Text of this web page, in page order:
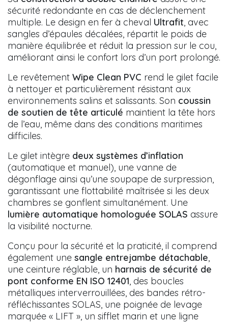
sécurité redondante en cas de déclenchement
multiple. Le design en fer à cheval Ultrafit, avec
sangles d’épaules décalées, répartit le poids de
manière équilibrée et réduit la pression sur le cou,
améliorant ainsi le confort lors d’un port prolongé.
Le revêtement Wipe Clean PVC rend le gilet facile
à nettoyer et particulièrement résistant aux
environnements salins et salissants. Son coussin
de soutien de tête articulé maintient la tête hors
de l’eau, même dans des conditions maritimes
difficiles.
Le gilet intègre deux systèmes d’inflation
(automatique et manuel), une vanne de
dégonflage ainsi qu’une soupape de surpression,
garantissant une flottabilité maîtrisée si les deux
chambres se gonflent simultanément. Une
lumière automatique homologuée SOLAS assure
la visibilité nocturne.
Conçu pour la sécurité et la praticité, il comprend
également une sangle entrejambe détachable,
une ceinture réglable, un harnais de sécurité de
pont conforme EN ISO 12401, des boucles
métalliques interverrouillées, des bandes rétro-
réfléchissantes SOLAS, une poignée de levage
marquée « LIFT », un sifflet marin et une ligne